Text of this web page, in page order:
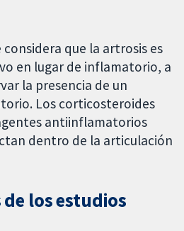
considera que la artrosis es
en lugar de inflamatorio, a
la presencia de un
Los corticosteroides
antiinflamatorios
dentro de la articulación
los estudios